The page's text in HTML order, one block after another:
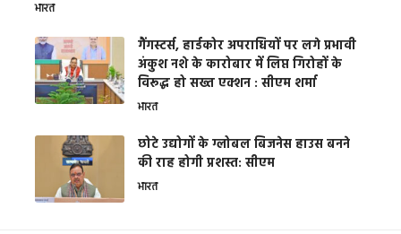
भारत
गैंगस्टर्स, हार्डकोर अपराधियों पर लगे प्रभावी
अंकुश नशे के कारोबार में लिप्त गिरोहों के
विरूद्ध हो सख्त एक्शन : सीएम शर्मा
भारत
छोटे उद्योगों के ग्लोबल बिजनेस हाउस बनने
की राह होगी प्रशस्त: सीएम
भारत